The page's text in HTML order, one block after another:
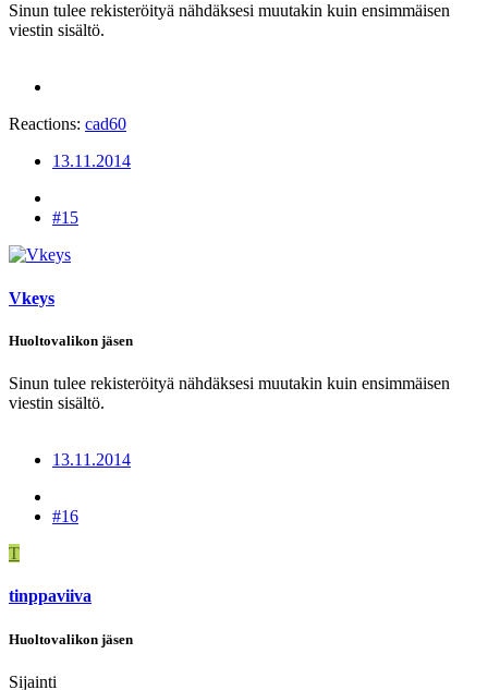
Sinun tulee rekisteröityä nähdäksesi muutakin kuin ensimmäisen
viestin sisältö.
Reactions: cad60
13.11.2014
#15
Vkeys
Huoltovalikon jäsen
Sinun tulee rekisteröityä nähdäksesi muutakin kuin ensimmäisen
viestin sisältö.
13.11.2014
#16
T
tinppaviiva
Huoltovalikon jäsen
Sijainti